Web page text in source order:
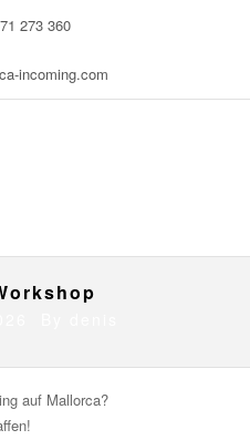
273 360
incoming.com
auf Mallorca?